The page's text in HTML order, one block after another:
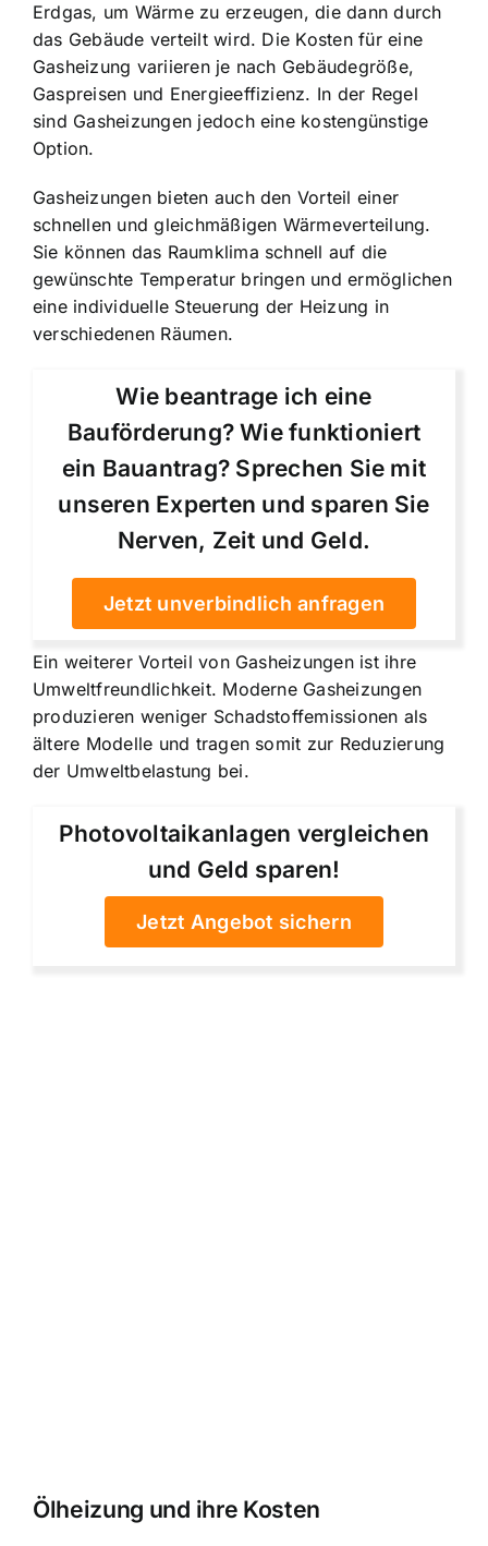
Erdgas, um Wärme zu erzeugen, die dann durch
das Gebäude verteilt wird. Die Kosten für eine
Gasheizung variieren je nach Gebäudegröße,
Gaspreisen und Energieeffizienz. In der Regel
sind Gasheizungen jedoch eine kostengünstige
Option.
Gasheizungen bieten auch den Vorteil einer
schnellen und gleichmäßigen Wärmeverteilung.
Sie können das Raumklima schnell auf die
gewünschte Temperatur bringen und ermöglichen
eine individuelle Steuerung der Heizung in
verschiedenen Räumen.
Wie beantrage ich eine
Bauförderung? Wie funktioniert
ein Bauantrag? Sprechen Sie mit
unseren Experten und sparen Sie
Nerven, Zeit und Geld.
Jetzt unverbindlich anfragen
Ein weiterer Vorteil von Gasheizungen ist ihre
Umweltfreundlichkeit. Moderne Gasheizungen
produzieren weniger Schadstoffemissionen als
ältere Modelle und tragen somit zur Reduzierung
der Umweltbelastung bei.
Photovoltaikanlagen vergleichen
und Geld sparen!
Jetzt Angebot sichern
Ölheizung und ihre Kosten